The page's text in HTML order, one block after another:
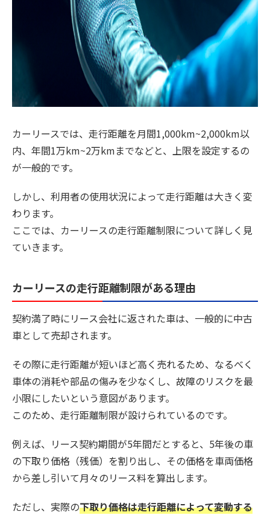
カーリースでは、走行距離を月間1,000km~2,000km以
内、年間1万km~2万kmまでなどと、上限を設定するの
が一般的です。
しかし、利用者の使用状況によって走行距離は大きく変
わります。
ここでは、カーリースの走行距離制限について詳しく見
ていきます。
カーリースの走行距離制限がある理由
契約満了時にリース会社に返された車は、一般的に中古
車として売却されます。
その際に走行距離が短いほど高く売れるため、なるべく
車体の消耗や部品の傷みを少なくし、故障のリスクを最
小限にしたいという意図があります。
このため、走行距離制限が設けられているのです。
例えば、リース契約期間が5年間だとすると、5年後の車
の下取り価格（残価）を割り出し、その価格を車両価格
から差し引いて月々のリース料を算出します。
ただし、実際の下取り価格は走行距離によって変動する